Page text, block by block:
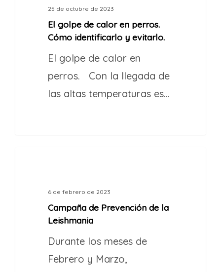
25 de octubre de 2023
El golpe de calor en perros.
Cómo identificarlo y evitarlo.
El golpe de calor en
perros. Con la llegada de
las altas temperaturas es…
6 de febrero de 2023
Campaña de Prevención de la
Leishmania
Durante los meses de
Febrero y Marzo,